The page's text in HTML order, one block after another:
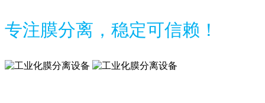
专注膜分离，稳定可信赖！